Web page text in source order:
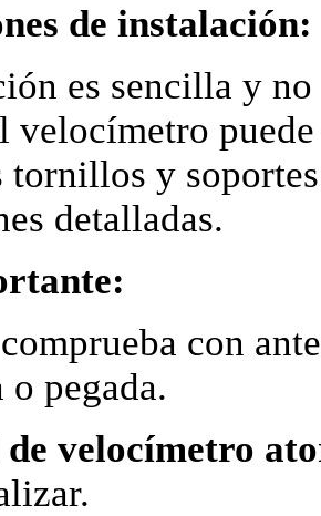
de instalación:
es sencilla y
velocímetro
tornillos y
detalladas.
con
pegada.
velocímetro